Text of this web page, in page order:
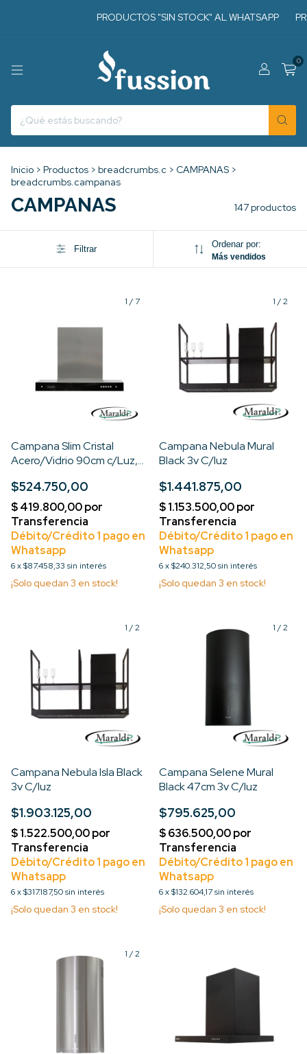
PRODUCTOS "SIN STOCK" AL WHATSAPP
0
Inicio > Productos > breadcrumbs.c > CAMPANAS >
breadcrumbs.campanas
CAMPANAS 147 productos
Filtrar Ordenar por:
Más vendidos
1 / 7
Campana Slim Cristal
Acero/Vidrio 90cm c/Luz,
3V
$524.750,00
6x$87.458,33 sin interés
¡Solo quedan 3 en stock!
1 /2
Campana Nebula Mural
Black 3v C/luz
$1.441.875,00
6x$240.312,50sin interés
¡Solo quedan 3 en stock!
1 /2
Campana Nebula Isla Black
3v C/luz
$1.903.125,00
6x$317.187,50sin interés
¡Solo quedan 3 en stock!
1 /2
Campana Selene Mural
Black 47cm 3v C/luz
$795.625,00
6x$132.604,17sin interés
¡Solo quedan 3 en stock!
1 /2